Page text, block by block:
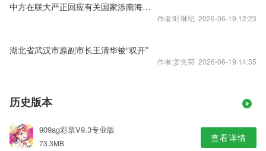
中方在联大严正回应有关国家涉南海问题错误言论
作者:叶琳纪 2026-06-19 12:23
湖北省武汉市原副市长王清华被“双开”
作者:姜先荷 2026-06-19 14:35
历史版本
909ag彩票V9.3专业版
73.3MB 查看详情